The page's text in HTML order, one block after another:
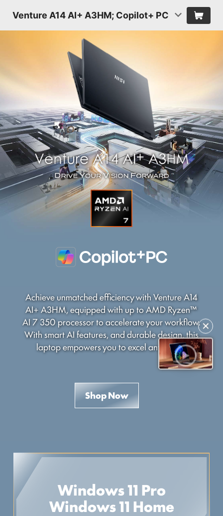
Venture A14 AI+ A3HM; Copilot+ PC
✕
Achieve unmatched efficiency with Venture A14
AI+ A3HM, equipped with up to AMD Ryzen™
AI 7 350 processor to accelerate your workflow.
With smart AI features, and durable design, this
laptop empowers you to excel anywhere.
Shop Now
Windows 11 Pro
Windows 11 Home